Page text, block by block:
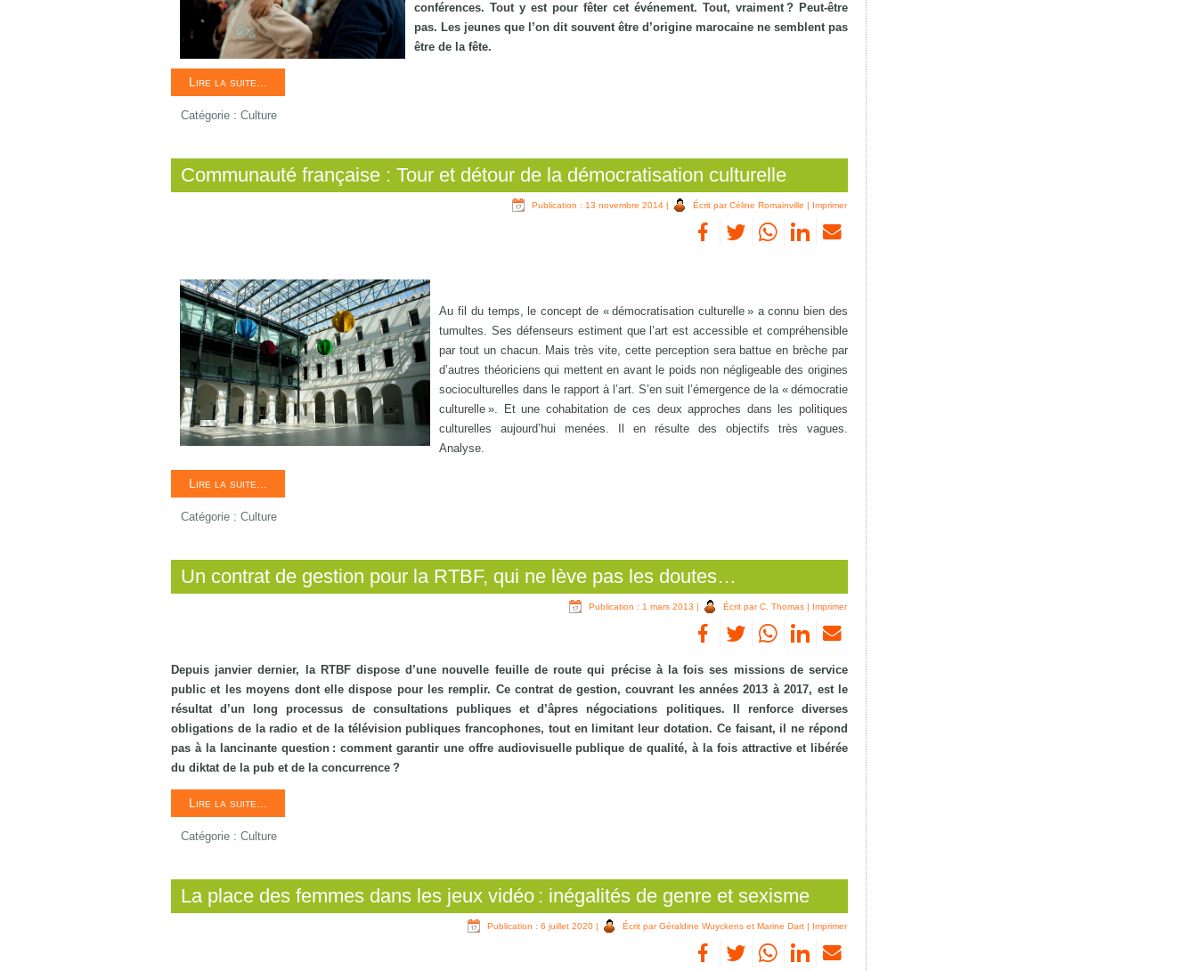
conférences. Tout y est pour fêter cet événement. Tout, vraiment ? Peut-être
pas. Les jeunes que l’on dit souvent être d’origine marocaine ne semblent pas
être de la fête.
Lire la suite...
Catégorie : Culture
Communauté française : Tour et détour de la démocratisation culturelle
Publication : 13 novembre 2014 | Écrit par Céline Romainville | Imprimer
Au fil du temps, le concept de « démocratisation culturelle » a connu bien des
tumultes. Ses défenseurs estiment que l’art est accessible et compréhensible
par tout un chacun. Mais très vite, cette perception sera battue en brèche par
d’autres théoriciens qui mettent en avant le poids non négligeable des origines
socioculturelles dans le rapport à l’art. S’en suit l’émergence de la « démocratie
culturelle ». Et une cohabitation de ces deux approches dans les politiques
culturelles aujourd’hui menées. Il en résulte des objectifs très vagues.
Analyse.
Lire la suite...
Catégorie : Culture
Un contrat de gestion pour la RTBF, qui ne lève pas les doutes…
Publication : 1 mars 2013 | Écrit par C. Thomas | Imprimer
Depuis janvier dernier, la RTBF dispose d’une nouvelle feuille de route qui précise à la fois ses missions de service
public et les moyens dont elle dispose pour les remplir. Ce contrat de gestion, couvrant les années 2013 à 2017, est le
résultat d’un long processus de consultations publiques et d’âpres négociations politiques. Il renforce diverses
obligations de la radio et de la télévision publiques francophones, tout en limitant leur dotation. Ce faisant, il ne répond
pas à la lancinante question : comment garantir une offre audiovisuelle publique de qualité, à la fois attractive et libérée
du diktat de la pub et de la concurrence ?
Lire la suite...
Catégorie : Culture
La place des femmes dans les jeux vidéo : inégalités de genre et sexisme
Publication : 6 juillet 2020 | Écrit par Géraldine Wuyckens et Marine Dart | Imprimer